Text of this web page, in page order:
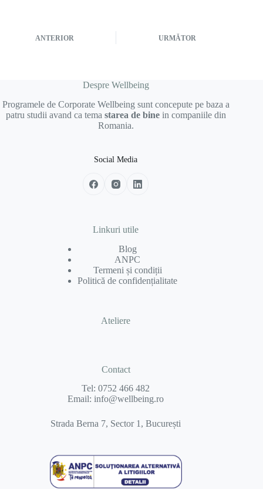
ANTERIOR URMĂTOR
Despre Wellbeing
Programele de Corporate Wellbeing sunt concepute pe baza a
patru studii avand ca tema starea de binein companiile din
Romania.
Social Media
Linkuri utile
Blog
ANPC
Termeni și condiții
Politică de confidențialitate
Ateliere
Contact
Tel:0752 466 482
Email:info@wellbeing.ro
Strada Berna 7, Sector 1, București